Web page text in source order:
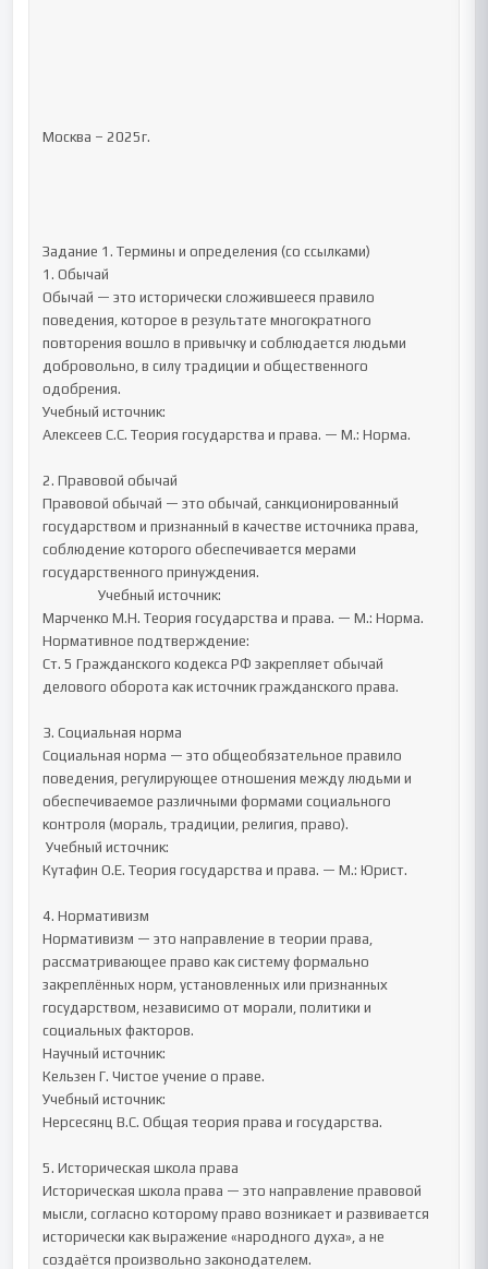
Москва – 2025г.
Задание 1. Термины и определения (со ссылками)
1. Обычай
Обычай — это исторически сложившееся правило
поведения, которое в результате многократного
повторения вошло в привычку и соблюдается людьми
добровольно, в силу традиции и общественного
одобрения.
Учебный источник:
Алексеев С.С. Теория государства и права. — М.: Норма.
2. Правовой обычай
Правовой обычай — это обычай, санкционированный
государством и признанный в качестве источника права,
соблюдение которого обеспечивается мерами
государственного принуждения.
Марченко М.Н. Теория государства и права. — М.: Норма.
Нормативное подтверждение:
Ст. 5 Гражданского кодекса РФ закрепляет обычай
делового оборота как источник гражданского права.
3. Социальная норма
Социальная норма — это общеобязательное правило
поведения, регулирующее отношения между людьми и
обеспечиваемое различными формами социального
контроля (мораль, традиции, религия, право).
Учебный источник:
Кутафин О.Е. Теория государства и права. — М.: Юрист.
4. Нормативизм
Нормативизм — это направление в теории права,
рассматривающее право как систему формально
закреплённых норм, установленных или признанных
государством, независимо от морали, политики и
социальных факторов.
Научный источник:
Кельзен Г. Чистое учение о праве.
Учебный источник:
Нерсесянц В.С. Общая теория права и государства.
5. Историческая школа права
Историческая школа права — это направление правовой
мысли, согласно которому право возникает и развивается
исторически как выражение «народного духа», а не
создаётся произвольно законодателем.